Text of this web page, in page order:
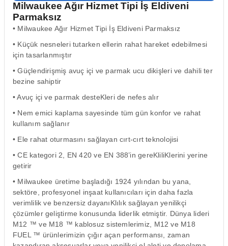
Milwaukee Ağır Hizmet Tipi İş Eldiveni
Parmaksız
• Milwaukee Ağır Hizmet Tipi İş Eldiveni Parmaksız
• Küçük nesneleri tutarken ellerin rahat hareket edebilmesi
için tasarlanmıştır
• Güçlendirişmiş avuç içi ve parmak ucu dikişleri ve dahili ter
bezine sahiptir
• Avuç içi ve parmak desteKleri de nefes alır
• Nem emici kaplama sayesinde tüm gün konfor ve rahat
kullanım sağlanır
• Ele rahat oturmasını sağlayan cırt-cırt teknolojisi
• CE kategori 2, EN 420 ve EN 388’in gereKliliKlerini yerine
getirir
• Milwaukee üretime başladığı 1924 yılından bu yana,
sektöre, profesyonel inşaat kullanıcıları için daha fazla
verimlilik ve benzersiz dayanıKlılık sağlayan yenilikçi
çözümler geliştirme konusunda liderlik etmiştir. Dünya lideri
M12 ™ ve M18 ™ kablosuz sistemlerimiz, M12 ve M18
FUEL ™ ürünlerimizin çığır açan performansı, zaman